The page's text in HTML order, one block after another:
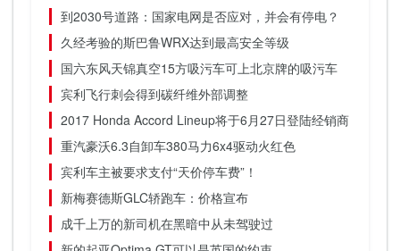
到2030号道路：国家电网是否应对，并会有停电？
久经考验的斯巴鲁WRX达到最高安全等级
国六东风天锦真空15方吸污车可上北京牌的吸污车
宾利飞行刺会得到碳纤维外部调整
2017 Honda Accord Lineup将于6月27日登陆经销商
重汽豪沃6.3自卸车380马力6x4驱动火红色
宾利车主被要求支付“天价停车费”！
新梅赛德斯GLC轿跑车：价格宣布
成千上万的新司机在黑暗中从未驾驶过